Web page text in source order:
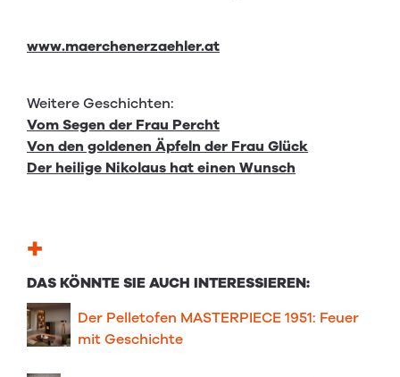
www.maerchenerzaehler.at
Weitere Geschichten:
Vom Segen der Frau Percht
Von den goldenen Äpfeln der Frau Glück
Der heilige Nikolaus hat einen Wunsch
+
DAS KÖNNTE SIE AUCH INTERESSIEREN:
Der Pelletofen MASTERPIECE 1951: Feuer
mit Geschichte